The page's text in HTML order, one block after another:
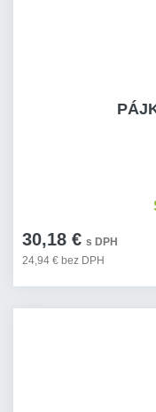
30,18 € s DPH
24,94 € bez DPH